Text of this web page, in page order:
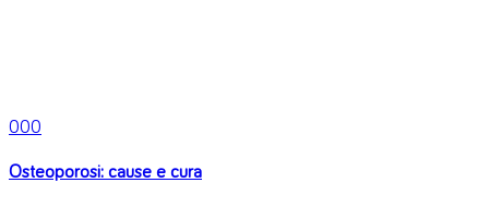
000
Osteoporosi: cause e cura